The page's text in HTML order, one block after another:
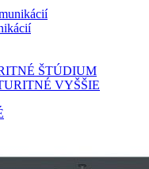
ŠTÚDIUM
VYŠŠIE